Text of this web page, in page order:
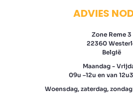
ADVIES
Zone Reme 3
22360
België
Maandag -
09u –12u en van
Woensdag, zaterdag,